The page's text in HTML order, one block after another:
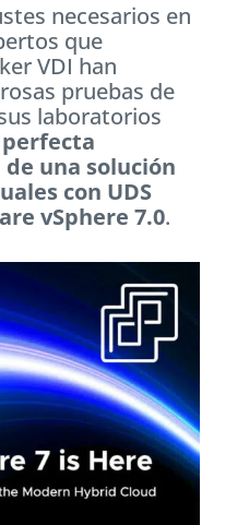
necesarios en
que
VDI han
pruebas de
laboratorios
perfecta
una solución
con UDS
vSphere 7.0.